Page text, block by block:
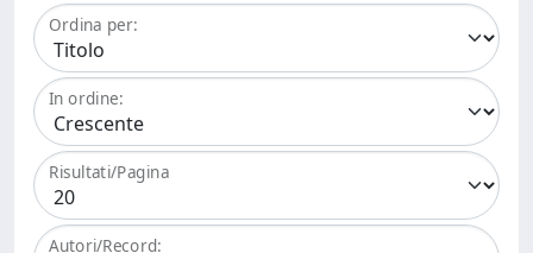
Ordina per:
In ordine:
Risultati/Pagina
Autori/Record: